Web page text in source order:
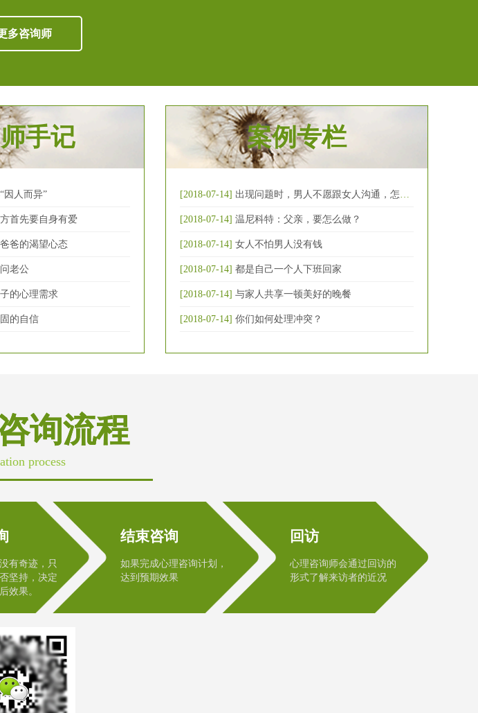
多咨询师
手记
因人而异”
首先要自身有爱
爸的渴望心态
老公
的心理需求
的自信
案例专栏
[2018-07-14] 出现问题时，男人不愿跟女人沟通，怎么破
[2018-07-14] 温尼科特：父亲，要怎么做？
[2018-07-14] 女人不怕男人没有钱
[2018-07-14] 都是自己一个人下班回家
[2018-07-14] 与家人共享一顿美好的晚餐
[2018-07-14] 你们如何处理冲突？
询流程
process
有奇迹，只
坚持，决定
效果。
结束咨询
如果完成心理咨询计划，
达到预期效果
回访
心理咨询师会通过回访的
形式了解来访者的近况